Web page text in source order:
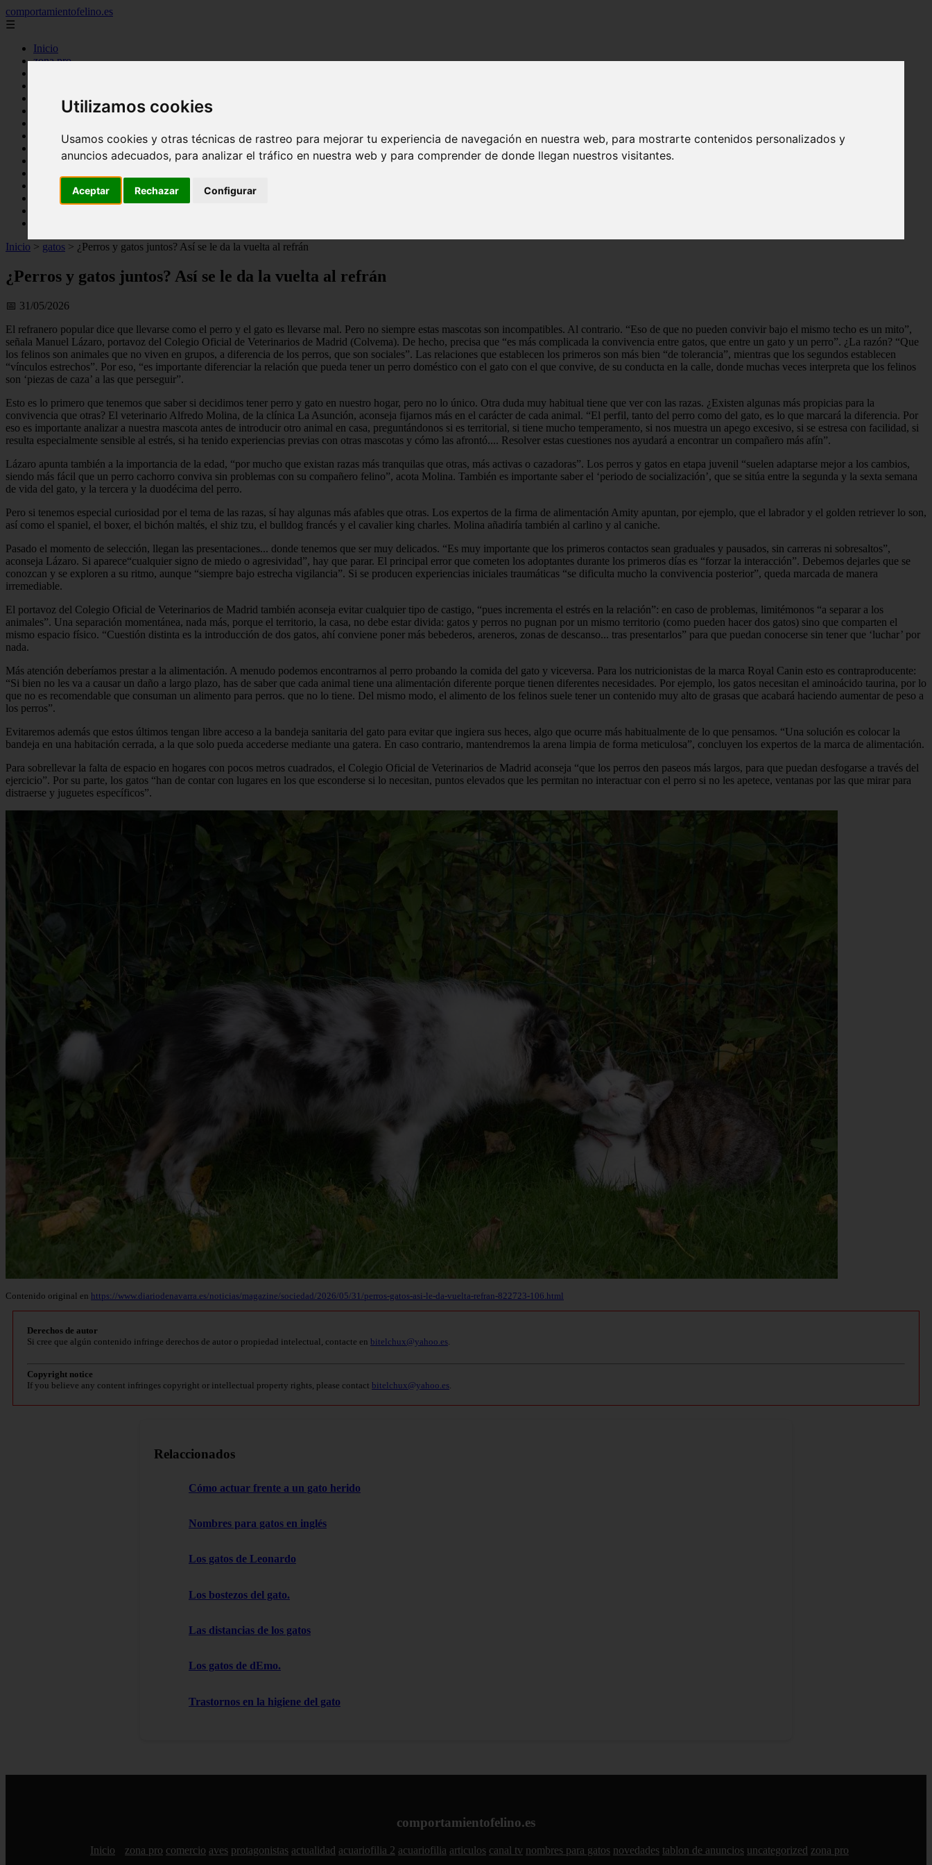
Utilizamos cookies
Usamos cookies y otras técnicas de rastreo para mejorar tu experiencia de navegación en nuestra web, para mostrarte contenidos personalizados y
anuncios adecuados, para analizar el tráfico en nuestra web y para comprender de donde llegan nuestros visitantes.
Aceptar Rechazar Configurar
comportamientofelino.es
☰
Inicio
zona pro
protagonistas
actualidad
acuariofilia
canal tv
novedades
tablon de anuncios
Inicio > gatos > ¿Perros y gatos juntos? Así se le da la vuelta al refrán
¿Perros y gatos juntos? Así se le da la vuelta al refrán
📅 31/05/2026
El refranero popular dice que llevarse como el perro y el gato es llevarse mal. Pero no siempre estas mascotas son incompatibles. Al contrario. “Eso de que no pueden convivir bajo el mismo techo es un mito”,
señala Manuel Lázaro, portavoz del Colegio Oficial de Veterinarios de Madrid (Colvema). De hecho, precisa que “es más complicada la convivencia entre gatos, que entre un gato y un perro”. ¿La razón? “Que
los felinos son animales que no viven en grupos, a diferencia de los perros, que son sociales”. Las relaciones que establecen los primeros son más bien “de tolerancia”, mientras que los segundos establecen
“vínculos estrechos”. Por eso, “es importante diferenciar la relación que pueda tener un perro doméstico con el gato con el que convive, de su conducta en la calle, donde muchas veces interpreta que los felinos
son ‘piezas de caza’ a las que perseguir”.
Esto es lo primero que tenemos que saber si decidimos tener perro y gato en nuestro hogar, pero no lo único. Otra duda muy habitual tiene que ver con las razas. ¿Existen algunas más propicias para la
convivencia que otras? El veterinario Alfredo Molina, de la clínica La Asunción, aconseja fijarnos más en el carácter de cada animal. “El perfil, tanto del perro como del gato, es lo que marcará la diferencia. Por
eso es importante analizar a nuestra mascota antes de introducir otro animal en casa, preguntándonos si es territorial, si tiene mucho temperamento, si nos muestra un apego excesivo, si se estresa con facilidad, si
resulta especialmente sensible al estrés, si ha tenido experiencias previas con otras mascotas y cómo las afrontó.... Resolver estas cuestiones nos ayudará a encontrar un compañero más afín”.
Lázaro apunta también a la importancia de la edad, “por mucho que existan razas más tranquilas que otras, más activas o cazadoras”. Los perros y gatos en etapa juvenil “suelen adaptarse mejor a los cambios,
siendo más fácil que un perro cachorro conviva sin problemas con su compañero felino”, acota Molina. También es importante saber el ‘periodo de socialización’, que se sitúa entre la segunda y la sexta semana
de vida del gato, y la tercera y la duodécima del perro.
Pero si tenemos especial curiosidad por el tema de las razas, sí hay algunas más afables que otras. Los expertos de la firma de alimentación Amity apuntan, por ejemplo, que el labrador y el golden retriever lo son,
así como el spaniel, el boxer, el bichón maltés, el shiz tzu, el bulldog francés y el cavalier king charles. Molina añadiría también al carlino y al caniche.
Pasado el momento de selección, llegan las presentaciones... donde tenemos que ser muy delicados. “Es muy importante que los primeros contactos sean graduales y pausados, sin carreras ni sobresaltos”,
aconseja Lázaro. Si aparece“cualquier signo de miedo o agresividad”, hay que parar. El principal error que cometen los adoptantes durante los primeros días es “forzar la interacción”. Debemos dejarles que se
conozcan y se exploren a su ritmo, aunque “siempre bajo estrecha vigilancia”. Si se producen experiencias iniciales traumáticas “se dificulta mucho la convivencia posterior”, queda marcada de manera
irremediable.
El portavoz del Colegio Oficial de Veterinarios de Madrid también aconseja evitar cualquier tipo de castigo, “pues incrementa el estrés en la relación”: en caso de problemas, limitémonos “a separar a los
animales”. Una separación momentánea, nada más, porque el territorio, la casa, no debe estar divida: gatos y perros no pugnan por un mismo territorio (como pueden hacer dos gatos) sino que comparten el
mismo espacio físico. “Cuestión distinta es la introducción de dos gatos, ahí conviene poner más bebederos, areneros, zonas de descanso... tras presentarlos” para que puedan conocerse sin tener que ‘luchar’ por
nada.
Más atención deberíamos prestar a la alimentación. A menudo podemos encontrarnos al perro probando la comida del gato y viceversa. Para los nutricionistas de la marca Royal Canin esto es contraproducente:
“Si bien no les va a causar un daño a largo plazo, has de saber que cada animal tiene una alimentación diferente porque tienen diferentes necesidades. Por ejemplo, los gatos necesitan el aminoácido taurina, por lo
que no es recomendable que consuman un alimento para perros. que no lo tiene. Del mismo modo, el alimento de los felinos suele tener un contenido muy alto de grasas que acabará haciendo aumentar de peso a
los perros”.
Evitaremos además que estos últimos tengan libre acceso a la bandeja sanitaria del gato para evitar que ingiera sus heces, algo que ocurre más habitualmente de lo que pensamos. “Una solución es colocar la
bandeja en una habitación cerrada, a la que solo pueda accederse mediante una gatera. En caso contrario, mantendremos la arena limpia de forma meticulosa”, concluyen los expertos de la marca de alimentación.
Para sobrellevar la falta de espacio en hogares con pocos metros cuadrados, el Colegio Oficial de Veterinarios de Madrid aconseja “que los perros den paseos más largos, para que puedan desfogarse a través del
ejercicio”. Por su parte, los gatos “han de contar con lugares en los que esconderse si lo necesitan, puntos elevados que les permitan no interactuar con el perro si no les apetece, ventanas por las que mirar para
distraerse y juguetes específicos”.
Contenido original en https://www.diariodenavarra.es/noticias/magazine/sociedad/2026/05/31/perros-gatos-asi-le-da-vuelta-refran-822723-106.html
Derechos de autor
Si cree que algún contenido infringe derechos de autor o propiedad intelectual, contacte en bitelchux@yahoo.es.
Copyright notice
If you believe any content infringes copyright or intellectual property rights, please contact bitelchux@yahoo.es.
Relaccionados
Cómo actuar frente a un gato herido
Nombres para gatos en inglés
Los gatos de Leonardo
Los bostezos del gato.
Las distancias de los gatos
Los gatos de dEmo.
Trastornos en la higiene del gato
comportamientofelino.es
Inicio zona pro comercio aves protagonistas actualidad acuariofilia 2 acuariofilia articulos canal tv nombres para gatos novedades tablon de anuncios uncategorized zona pro